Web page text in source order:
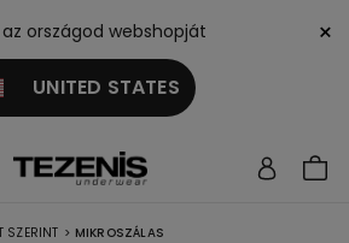
országod webshopját
UNITED STATES
×
SZERINT > MIKROSZÁLAS